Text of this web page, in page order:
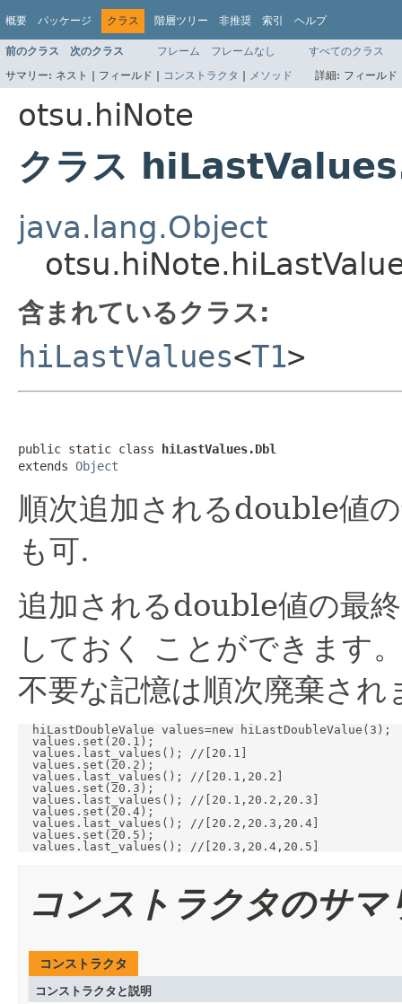
概要 パッケージ クラス 階層ツリー 非推奨 索引 ヘルプ
前のクラス 次のクラス フレーム フレームなし
すべてのクラス
サマリー: ネスト | フィールド | コンストラクタ | メソッド 詳細: フィール
otsu.hiNote
クラス
java.lang.Object
含まれているクラス:
hiLastValues<T1>
public static class hiLastValues.Dbl
extends Object
順次追加されるdouble値
も可.
追加されるdouble値の最
しておく ことができます
不要な記憶は順次廃棄され
  hiLastDoubleValue values=new hiLastDoubleValue(3);
  values.set(20.1);
  values.last_values(); //[20.1]
  values.set(20.2);
  values.last_values(); //[20.1,20.2]
  values.set(20.3);
  values.last_values(); //[20.1,20.2,20.3]
  values.set(20.4);
  values.last_values(); //[20.2,20.3,20.4]
  values.set(20.5);
コンストラクタのサマ
コンストラクタ
コンストラクタと説明